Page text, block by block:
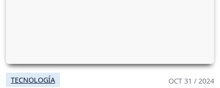
TECNOLOGÍA OCT 31 / 2024